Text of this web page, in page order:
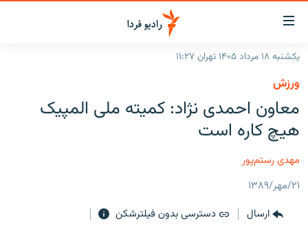
لینک‌های
قابلیت
دسترسی
بازگشت
منوی
اصلی
به
صفحه
ایران
جهان
رادیو
فرکانس‌ها
پادکست
چندرسانه‌ای
گزارش‌های تصویری
زنان فردا
یکشنبه ۱۸ مرداد ۱۴۰۵ تهران ۱۱:۲۷
ورزش
معاون احمدی نژاد: کميته ملی المپيک
هيچ کاره است
مهدی رستم‌پور
۲۱/مهر/۱۳۸۹
ارسال
دسترسی بدون فیلترشکن